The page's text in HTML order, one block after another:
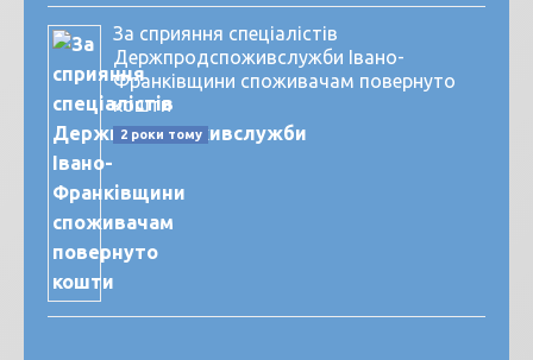
За сприяння спеціалістів
Держпродспоживслужби Івано-
Франківщини споживачам повернуто
кошти
2 роки тому